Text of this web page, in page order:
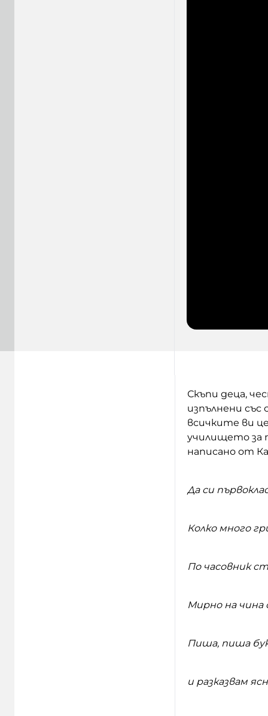
Скъпи деца,
изпълнени
всичките ви
училището за
написано от
Да си
Колко много
По часовник
Мирно на чина
Пиша, пиша
и разказвам